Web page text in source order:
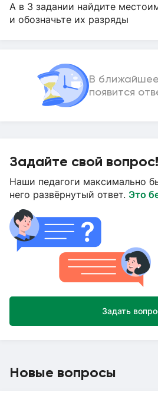
А в 3 задании найдите
и обозначьте их разряды
В
появится
Задайте свой вопрос!
Наши педагоги максимально
него развёрнутый ответ. Это
Задать
Новые вопросы